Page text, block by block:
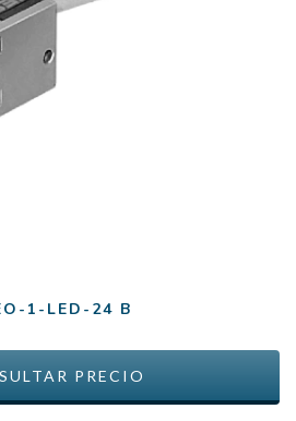
1-LED-24 B